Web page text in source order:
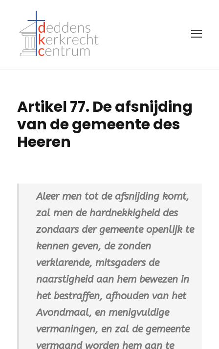
Artikel 77. De afsnijding
van de gemeente des
Heeren
Aleer men tot de afsnijding komt,
zal men de hardnekkigheid des
zondaars der gemeente openlijk te
kennen geven, de zonden
verklarende, mitsgaders de
naarstigheid aan hem bewezen in
het bestraffen, afhouden van het
Avondmaal, en menigvuldige
vermaningen, en zal de gemeente
vermaand worden hem aan te